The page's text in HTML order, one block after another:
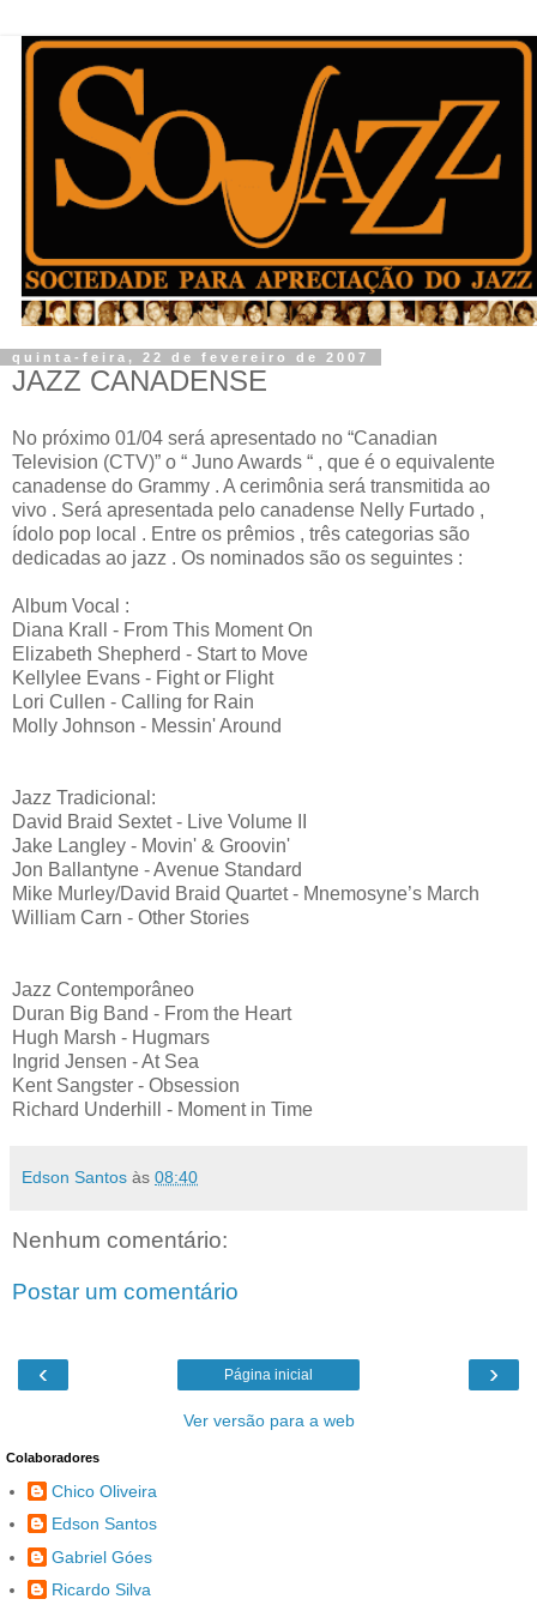
quinta-feira, 22 de fevereiro de 2007
JAZZ CANADENSE
No próximo 01/04 será apresentado no “Canadian
Television (CTV)” o “ Juno Awards “ , que é o equivalente
canadense do Grammy . A cerimônia será transmitida ao
vivo . Será apresentada pelo canadense Nelly Furtado ,
ídolo pop local . Entre os prêmios , três categorias são
dedicadas ao jazz . Os nominados são os seguintes :
Album Vocal :
Diana Krall - From This Moment On
Elizabeth Shepherd - Start to Move
Kellylee Evans - Fight or Flight
Lori Cullen - Calling for Rain
Molly Johnson - Messin' Around
Jazz Tradicional:
David Braid Sextet - Live Volume II
Jake Langley - Movin' & Groovin'
Jon Ballantyne - Avenue Standard
Mike Murley/David Braid Quartet - Mnemosyne’s March
William Carn - Other Stories
Jazz Contemporâneo
Duran Big Band - From the Heart
Hugh Marsh - Hugmars
Ingrid Jensen - At Sea
Kent Sangster - Obsession
Richard Underhill - Moment in Time
Edson Santos às 08:40
Nenhum comentário:
Postar um comentário
‹ ›
Página inicial
Ver versão para a web
Colaboradores
Chico Oliveira
Edson Santos
Gabriel Góes
Ricardo Silva